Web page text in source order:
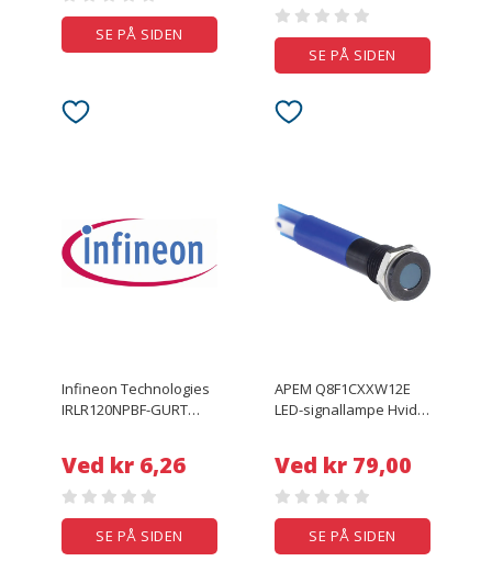
SE PÅ SIDEN
SE PÅ SIDEN
Infineon Technologies
IRLR120NPBF-GURT
Ved kr 6,26
SE PÅ SIDEN
APEM Q8F1CXXW12E
LED-signallampe Hvid
Ved kr 79,00
SE PÅ SIDEN